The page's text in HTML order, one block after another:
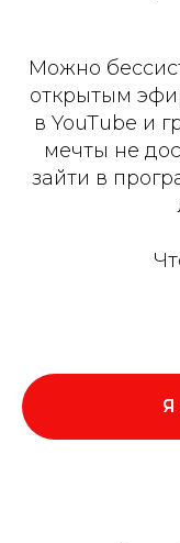
Можно
открытым
в YouTube и
мечты не
зайти в
Я